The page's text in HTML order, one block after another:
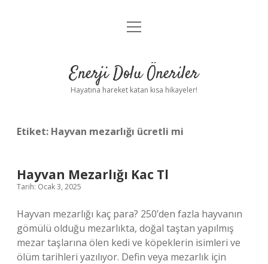
Anasayfa
Yasal Uyarı
menüyü
Enerji Dolu Öneriler
Hayatına hareket katan kısa hikayeler!
Etiket: Hayvan mezarlığı ücretli mi
Hayvan Mezarlığı Kac Tl
Tarih: Ocak 3, 2025
Hayvan mezarlığı kaç para? 250’den fazla hayvanın
gömülü olduğu mezarlıkta, doğal taştan yapılmış
mezar taşlarına ölen kedi ve köpeklerin isimleri ve
ölüm tarihleri ​​yazılıyor. Defin veya mezarlık için